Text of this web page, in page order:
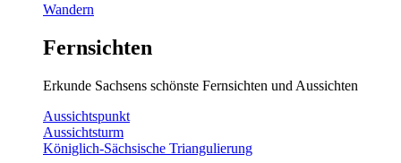
Wandern
Fernsichten
Erkunde Sachsens schönste Fernsichten und Aussichten
Aussichtspunkt
Aussichtsturm
Königlich-Sächsische Triangulierung